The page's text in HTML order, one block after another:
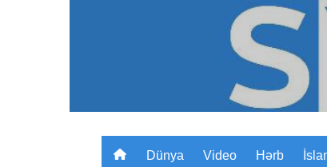
Dünya Video Hərb